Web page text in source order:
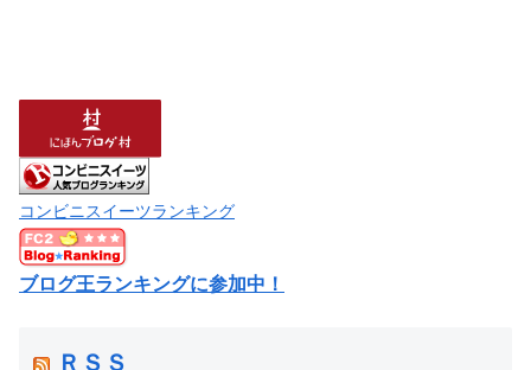
コンビニスイーツランキング
ブログ王ランキングに参加中！
ＲＳＳ